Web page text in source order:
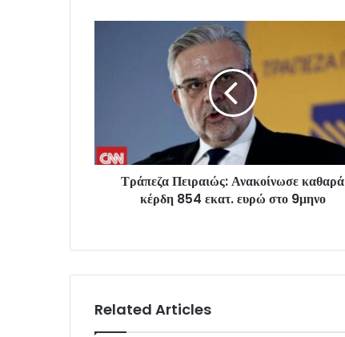
Τράπεζα Πειραιώς: Ανακοίνωσε καθαρά
κέρδη 854 εκατ. ευρώ στο 9μηνο
Related Articles